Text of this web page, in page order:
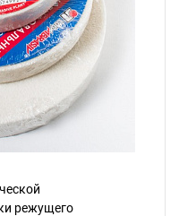
режущего